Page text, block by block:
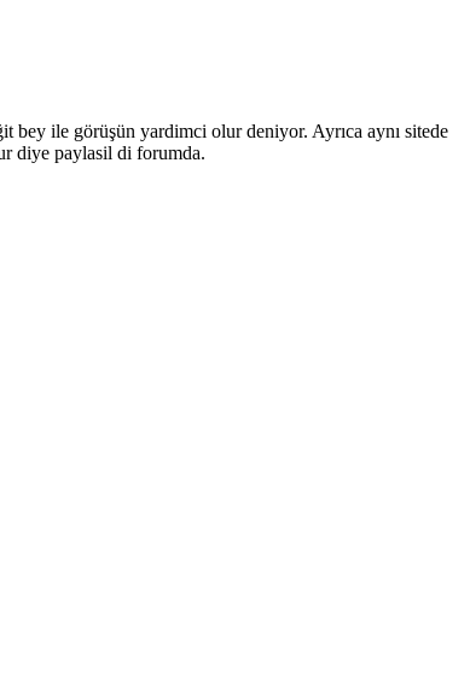
ile görüşün yardimci olur deniyor. Ayrıca aynı sitede
diye paylasil di forumda.